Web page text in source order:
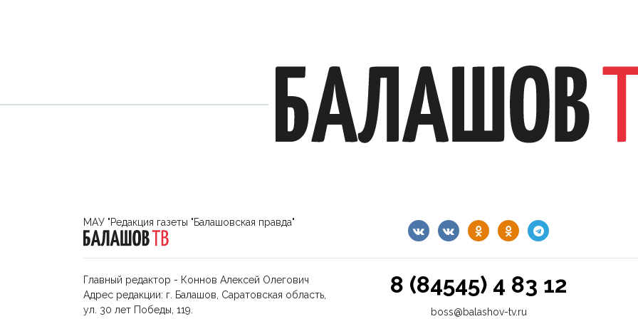
МАУ "Редакция газеты "Балашовская правда"
Главный редактор - Коннов Алексей Олегович
Адрес редакции: г. Балашов, Саратовская область,
ул. 30 лет Победы, 119.
8 (84545) 4 83 12
boss@balashov-tv.ru